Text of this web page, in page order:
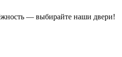
— выбирайте наши двери!